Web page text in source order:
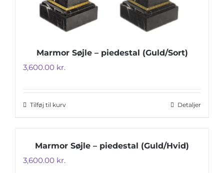
Marmor Søjle – piedestal (Guld/Sort)
3,600.00 kr.
Tilføj til kurv Detaljer
Marmor Søjle – piedestal (Guld/Hvid)
3,600.00 kr.